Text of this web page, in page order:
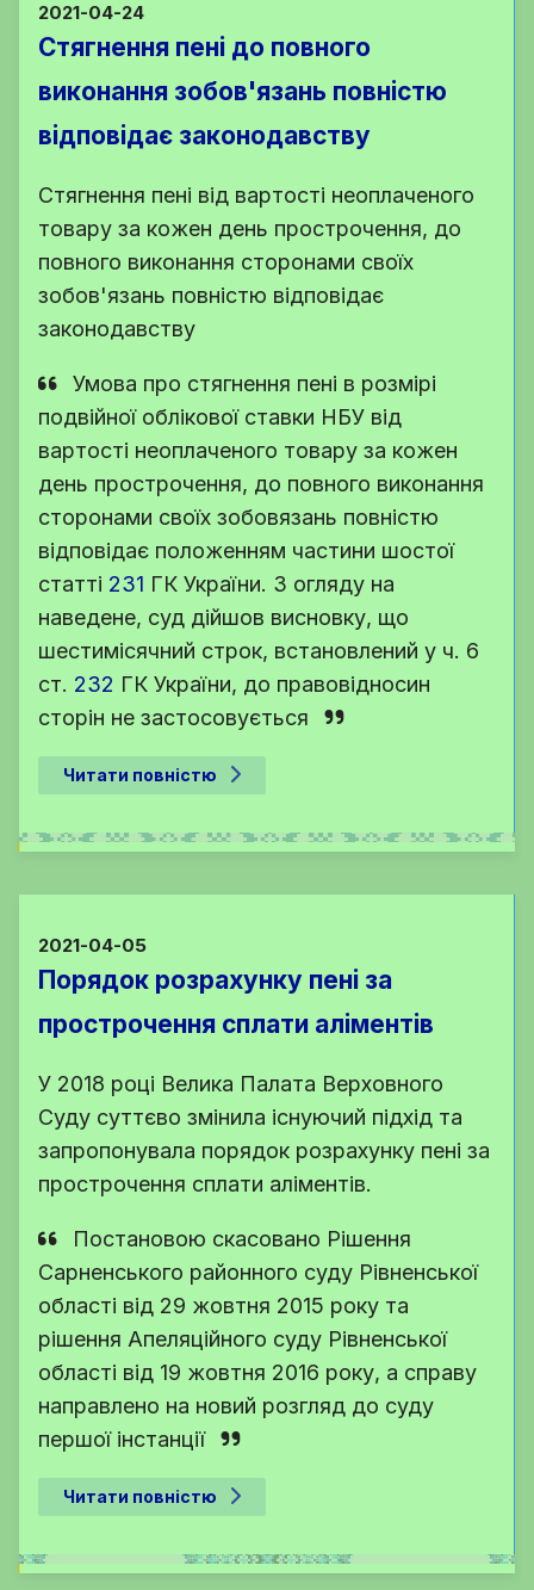
2021-04-24
Стягнення пені до повного
виконання зобов'язань повністю
відповідає законодавству
Стягнення пені від вартості неоплаченого
товару за кожен день прострочення, до
повного виконання сторонами своїх
зобов'язань повністю відповідає
законодавству
Умова про стягнення пені в розмірі
подвійної облікової ставки НБУ від
вартості неоплаченого товару за кожен
день прострочення, до повного виконання
сторонами своїх зобовязань повністю
відповідає положенням частини шостої
статті 231 ГК України. З огляду на
наведене, суд дійшов висновку, що
шестимісячний строк, встановлений у ч. 6
ст. 232 ГК України, до правовідносин
сторін не застосовується
Читати повністю
2021-04-05
Порядок розрахунку пені за
прострочення сплати аліментів
У 2018 році Велика Палата Верховного
Суду суттєво змінила існуючий підхід та
запропонувала порядок розрахунку пені за
прострочення сплати аліментів.
Постановою скасовано Рішення
Сарненського районного суду Рівненської
області від 29 жовтня 2015 року та
рішення Апеляційного суду Рівненської
області від 19 жовтня 2016 року, а справу
направлено на новий розгляд до суду
першої інстанції
Читати повністю